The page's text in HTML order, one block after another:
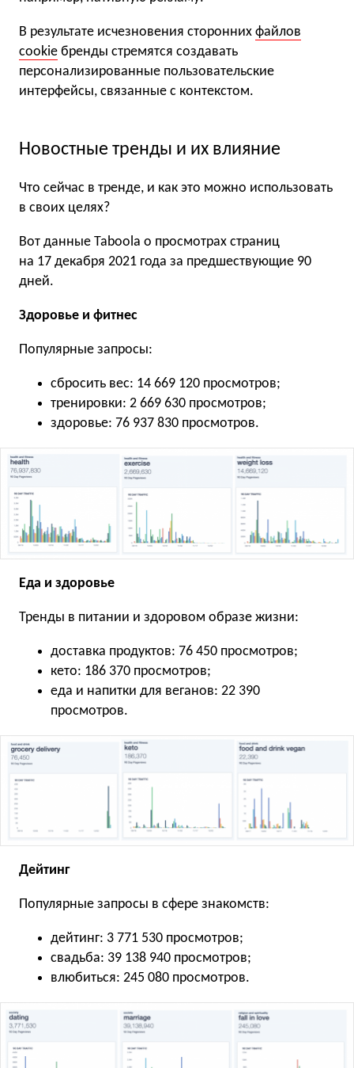
В результате исчезновения сторонних файлов
cookie бренды стремятся создавать
персонализированные пользовательские
интерфейсы, связанные с контекстом.
Новостные тренды и их влияние
Что сейчас в тренде, и как это можно использовать
в своих целях?
Вот данные Taboola о просмотрах страниц
на 17 декабря 2021 года за предшествующие 90
дней.
Здоровье и фитнес
Популярные запросы:
сбросить вес: 14 669 120 просмотров;
тренировки: 2 669 630 просмотров;
здоровье: 76 937 830 просмотров.
Еда и здоровье
Тренды в питании и здоровом образе жизни:
доставка продуктов: 76 450 просмотров;
кето: 186 370 просмотров;
еда и напитки для веганов: 22 390
просмотров.
Дейтинг
Популярные запросы в сфере знакомств:
дейтинг: 3 771 530 просмотров;
свадьба: 39 138 940 просмотров;
влюбиться: 245 080 просмотров.